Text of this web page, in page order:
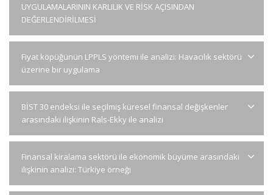
UYGULAMALARININ KARLILIK VE RİSK AÇISINDAN
DEĞERLENDİRİLMESİ
Fiyat köpüğünün LPPLS yöntemi ile analizi: Havacılık sektörü
üzerine bir uygulama
BİST 30 endeksi ile seçilmiş küresel finansal değişkenler
arasındaki ilişkinin Rals-Ekky ile analizi
Finansal kiralama sektörü ile ekonomik büyüme arasındaki
ilişkinin analizi: Türkiye örneği